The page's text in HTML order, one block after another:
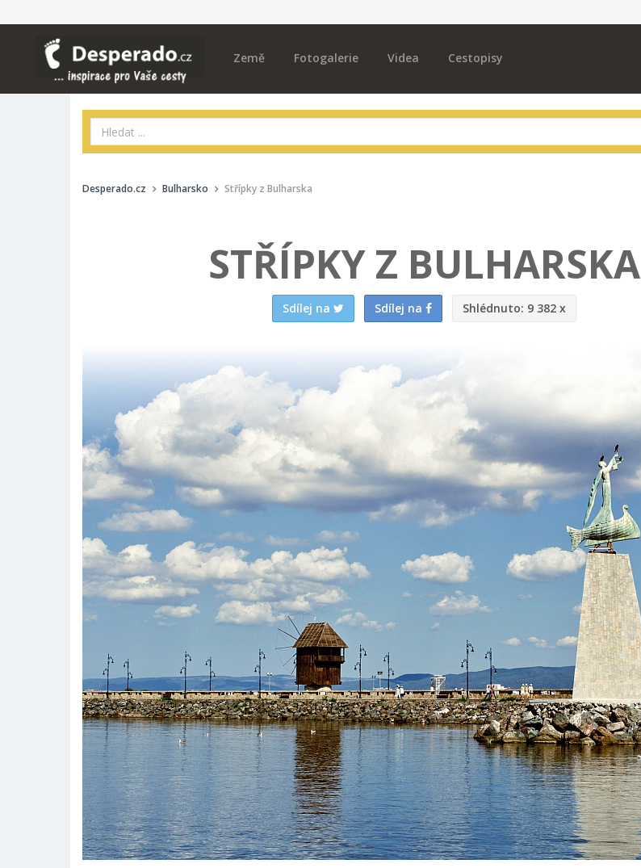
Země Fotogalerie Videa Cestopisy
Desperado.cz Bulharsko Střípky z Bulharska
STŘÍPKY Z BULHARSKA
Sdílej na Sdílej na Shlédnuto: 9 382 x